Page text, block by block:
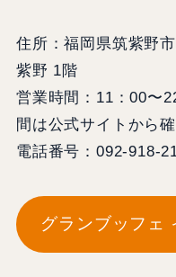
住所：福岡県筑紫野
紫野 1階
営業時間：11：00〜
間は公式サイトから確
電話番号：092-918-
グランブッフェ